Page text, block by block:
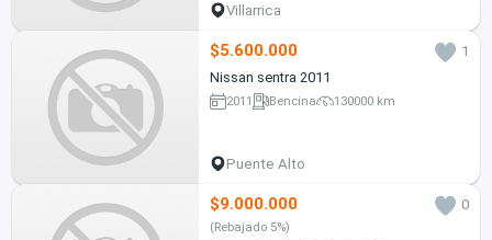
Villarrica
$5.600.000
1
Nissan sentra 2011
2011 Bencina 130000 km
Puente Alto
$9.000.000 0
(Rebajado 5%)